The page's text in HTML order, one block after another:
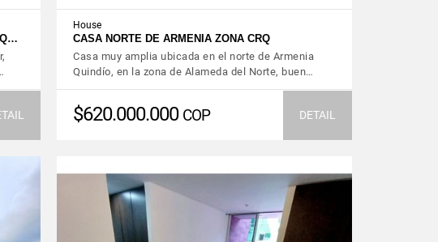
Q…
House
CASA NORTE DE ARMENIA ZONA CRQ
Casa muy amplia ubicada en el norte de Armenia
Quindío, en la zona de Alameda del Norte, buen…
$620.000.000 COP DETAIL